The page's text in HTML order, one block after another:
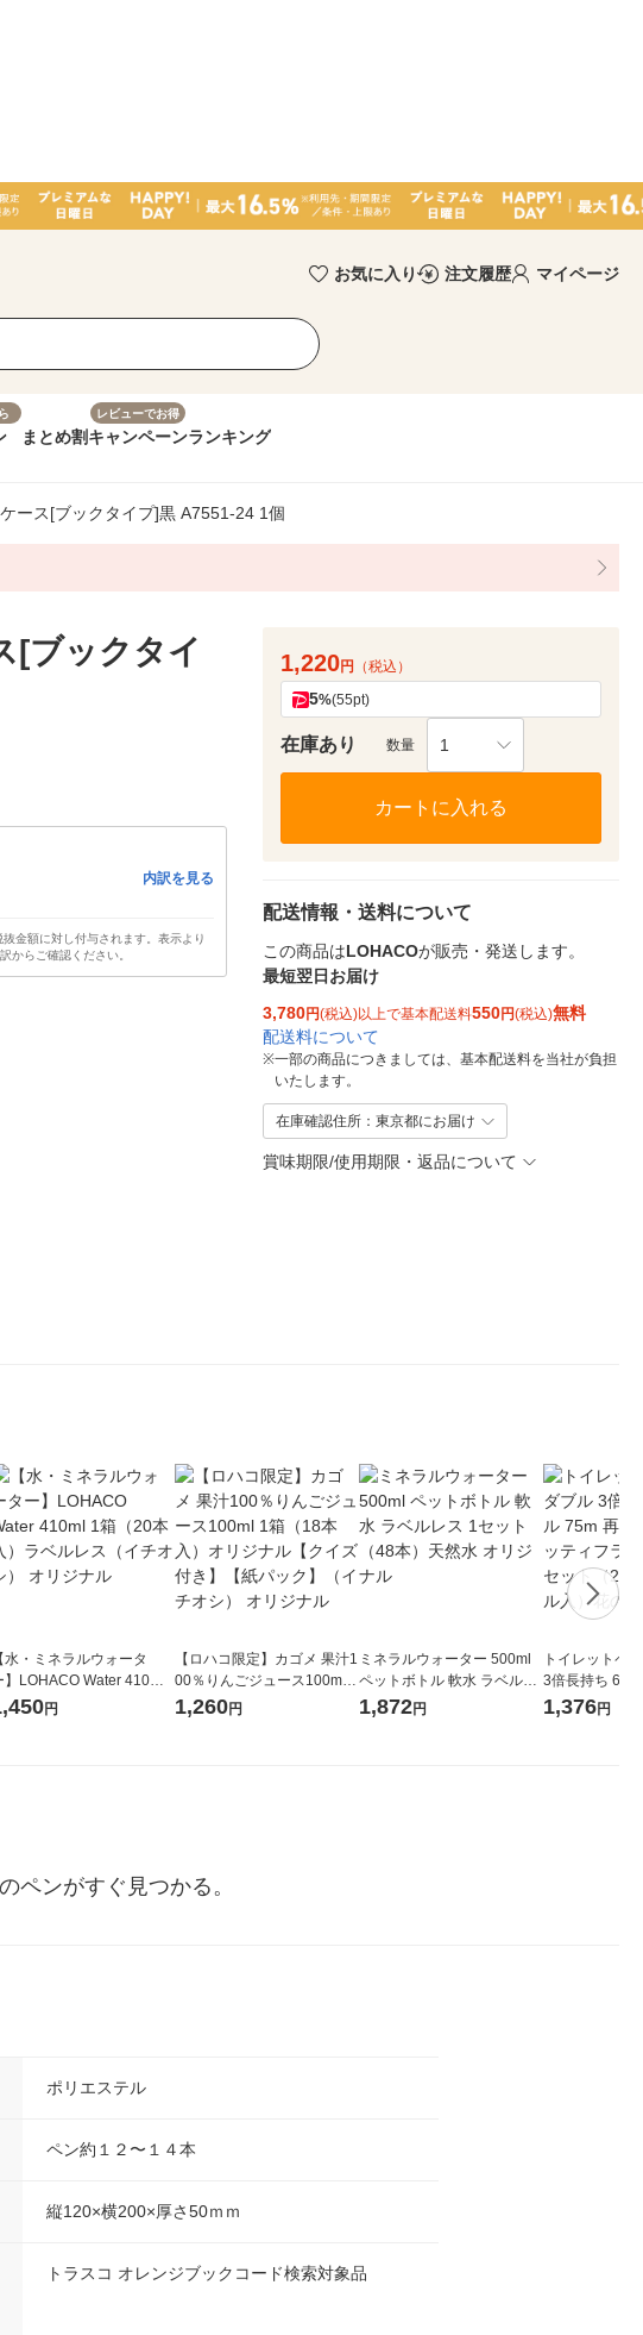
お気に入り 注文履歴 マイページ
まとめ割
レビューでお得
キャンペーンランキング
ース[ブックタイプ]黒 A7551-24 1個
[ブックタイ
内訳を見る
金額に対し付与されます。表示より
からご確認ください。
1,220円 （税込）
5%(55pt)
在庫あり 数量 1
カートに入れる
配送情報・送料について
この商品はLOHACOが販売・発送します。
最短翌日お届け
3,780円(税込)以上で基本配送料550円(税込)無料
配送料について
※一部の商品につきましては、基本配送料を当社が負担
いたします。
在庫確認住所：東京都にお届け
賞味期限/使用期限・返品について
【水・ミネラルウォータ
】LOHACO Water 410ml
（20本入）ラベルレス
円
【ロハコ限定】カゴメ 果汁1
00％りんごジュース100ml 1
箱（18本入）オリジナル
1,260円
ミネラルウォーター 500ml
ペットボトル 軟水 ラベルレ
ス 1セット（48本）天然水
1,872円
トイレットペ
3倍長持ち 6ロール
紙配合 スコッ
1,376円
ペンがすぐ見つかる。
ポリエステル
ペン約１２〜１４本
縦120×横200×厚さ50ｍｍ
トラスコ オレンジブックコード検索対象品